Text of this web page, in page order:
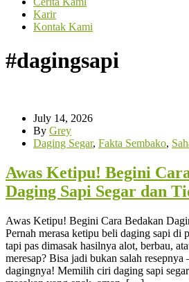
Karir
Kontak Kami
#dagingsapi
July 14, 2026
By Grey
Daging Segar, Fakta Sembako,
Awas Ketipu! Begini
Daging Sapi Segar dan
Awas Ketipu! Begini Cara Bedakan
Pernah merasa ketipu beli daging sapi
tapi pas dimasak hasilnya alot, berbau,
meresap? Bisa jadi bukan salah
dagingnya! Memilih ciri daging sapi